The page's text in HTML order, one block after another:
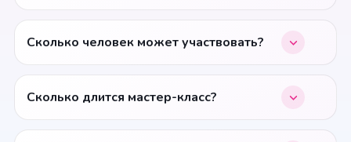
Сколько человек может участвовать?
Сколько длится мастер-класс?